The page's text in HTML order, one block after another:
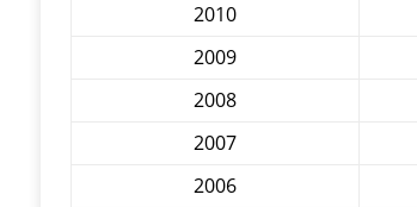
2010
2009
2008
2007
2006